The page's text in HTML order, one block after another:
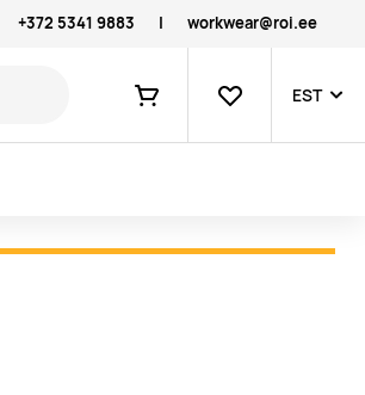
+372 5341 9883 | workwear@roi.ee
Ostukorv
Lemmikud
EST